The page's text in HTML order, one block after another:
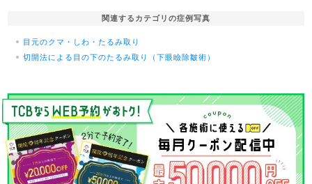
関連するカテゴリの症例写真
目元のクマ・しわ・たるみ取り
切開法による目の下のたるみ取り（下眼瞼除皺術）